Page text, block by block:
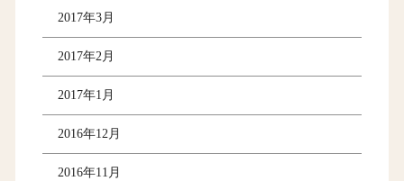
2017年3月
2017年2月
2017年1月
2016年12月
2016年11月